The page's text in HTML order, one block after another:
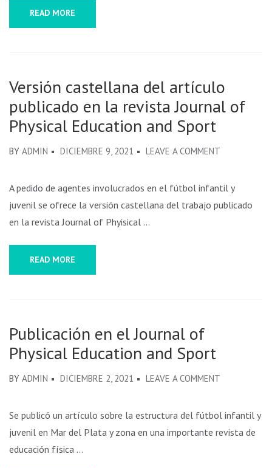
READ MORE
Versión castellana del artículo
publicado en la revista Journal of
Physical Education and Sport
BY ADMIN DICIEMBRE 9, 2021 LEAVE A COMMENT
A pedido de agentes involucrados en el fútbol infantil y
juvenil se ofrece la versión castellana del trabajo publicado
en la revista Journal of Phyisical …
READ MORE
Publicación en el Journal of
Physical Education and Sport
BY ADMIN DICIEMBRE 2, 2021 LEAVE A COMMENT
Se publicó un artículo sobre la estructura del fútbol infantil y
juvenil en Mar del Plata y zona en una importante revista de
educación física …